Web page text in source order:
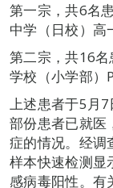
第一宗，共6名
中学（日校）高
第二宗，共16
学校（小学部）
上述患者于5月7
部份患者已就医
症的情况。经调
样本快速检测显
感病毒阳性。有